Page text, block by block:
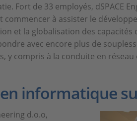
Fort de 33 employés, dSPACE
à assister le
et la globalisation des capacités
avec encore plus de
y compris à la conduite en
informatique
d.o.o,